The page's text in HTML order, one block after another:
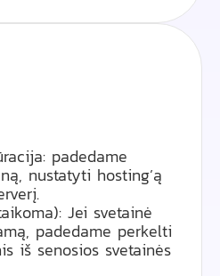
padedame
nustatyti hosting’ą
Jei svetainė
padedame perkelti
iš senosios svetainės